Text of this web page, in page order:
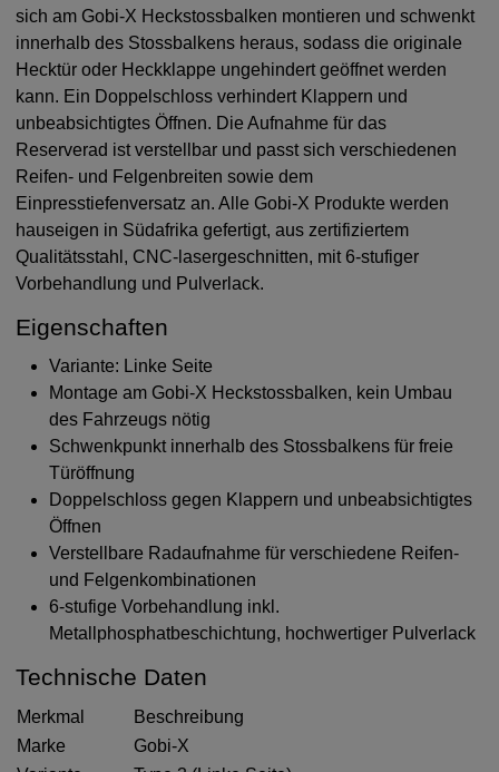
sich am Gobi-X Heckstossbalken montieren und schwenkt
innerhalb des Stossbalkens heraus, sodass die originale
Hecktür oder Heckklappe ungehindert geöffnet werden
kann. Ein Doppelschloss verhindert Klappern und
unbeabsichtigtes Öffnen. Die Aufnahme für das
Reserverad ist verstellbar und passt sich verschiedenen
Reifen- und Felgenbreiten sowie dem
Einpresstiefenversatz an. Alle Gobi-X Produkte werden
hauseigen in Südafrika gefertigt, aus zertifiziertem
Qualitätsstahl, CNC-lasergeschnitten, mit 6-stufiger
Vorbehandlung und Pulverlack.
Eigenschaften
Variante: Linke Seite
Montage am Gobi-X Heckstossbalken, kein Umbau
des Fahrzeugs nötig
Schwenkpunkt innerhalb des Stossbalkens für freie
Türöffnung
Doppelschloss gegen Klappern und unbeabsichtigtes
Öffnen
Verstellbare Radaufnahme für verschiedene Reifen-
und Felgenkombinationen
6-stufige Vorbehandlung inkl.
Metallphosphatbeschichtung, hochwertiger Pulverlack
Technische Daten
Merkmal
Beschreibung
Marke
Gobi-X